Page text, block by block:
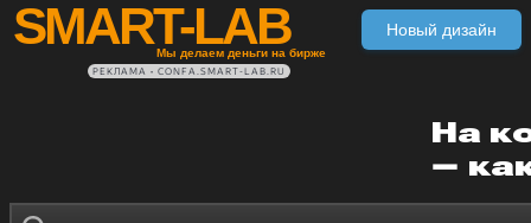
SMART-LAB
Мы делаем деньги на бирже
Новый дизайн
РЕКЛАМА • CONFA.SMART-LAB.RU